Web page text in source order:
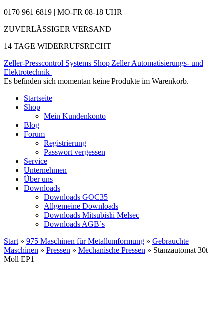
0170 961 6819 | MO-FR 08-18 UHR
ZUVERLÄSSIGER VERSAND
14 TAGE WIDERRUFSRECHT
Zeller-Presscontrol Systems Shop Zeller Automatisierungs- und
Elektrotechnik
Es befinden sich momentan keine Produkte im Warenkorb.
Startseite
Shop
Mein Kundenkonto
Blog
Forum
Registrierung
Passwort vergessen
Service
Unternehmen
Über uns
Downloads
Downloads GOC35
Allgemeine Downloads
Downloads Mitsubishi Melsec
Downloads AGB`s
Start » 975 Maschinen für Metallumformung » Gebrauchte
Maschinen » Pressen » Mechanische Pressen » Stanzautomat 30t
Moll EP1